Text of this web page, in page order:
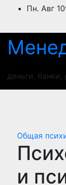
ПерейтиПн. Авг
деньги, банки,
Общая
и